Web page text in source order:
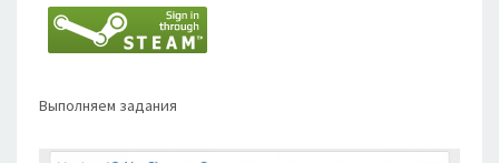
Выполняем задания